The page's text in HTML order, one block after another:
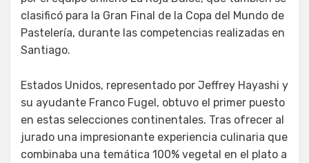
clasificó para la Gran Final de la Copa del Mundo de
Pastelería, durante las competencias realizadas en
Santiago.
Estados Unidos, representado por Jeffrey Hayashi y
su ayudante Franco Fugel, obtuvo el primer puesto
en estas selecciones continentales. Tras ofrecer al
jurado una impresionante experiencia culinaria que
combinaba una temática 100% vegetal en el plato a